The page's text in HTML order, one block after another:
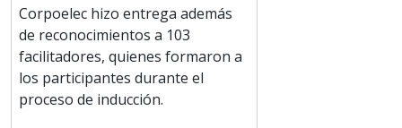
Corpoelec hizo entrega además
de reconocimientos a 103
facilitadores, quienes formaron a
los participantes durante el
proceso de inducción.